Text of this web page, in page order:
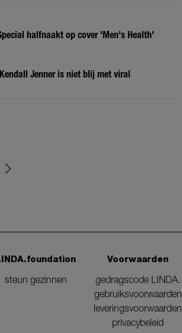
halfnaakt op cover 'Men's Health'
Jenner is niet blij met viral
steun gezinnen
Voorwaarden
gedragscode LINDA.
gebruiksvoorwaarden
leveringsvoorwaarden
privacybeleid